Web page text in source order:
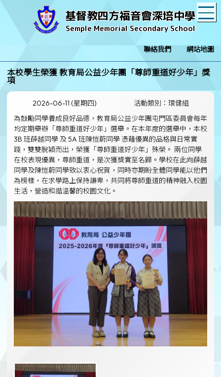
基督教四方福音會深培中學
Semple Memorial Secondary School
聯絡我們 網站地圖
本校學生榮獲 教育局公益少年團「尊師重道好少年」獎
項
2026-06-11 (星期四)
活動類別：環健組
為鼓勵同學養成良好品德，教育局公益少年團屯門區委員會每年
均定期舉辦「尊師重道好少年」選舉。在本年度的選舉中，本校
3B 班薛越同學 及 5A 班陳愷蔚同學 憑藉優異的品格與日常實
踐，雙雙脫穎而出，榮獲「尊師重道好少年」殊榮。 兩位同學
在校表現優異，尊師重道，是次獲獎實至名歸。學校在此向薛越
同學及陳愷蔚同學致以衷心祝賀，同時亦期盼全體同學能以他們
為榜樣，在求學路上保持謙卑，共同將尊師重道的精神融入校園
生活，營造和諧溫馨的校園文化。